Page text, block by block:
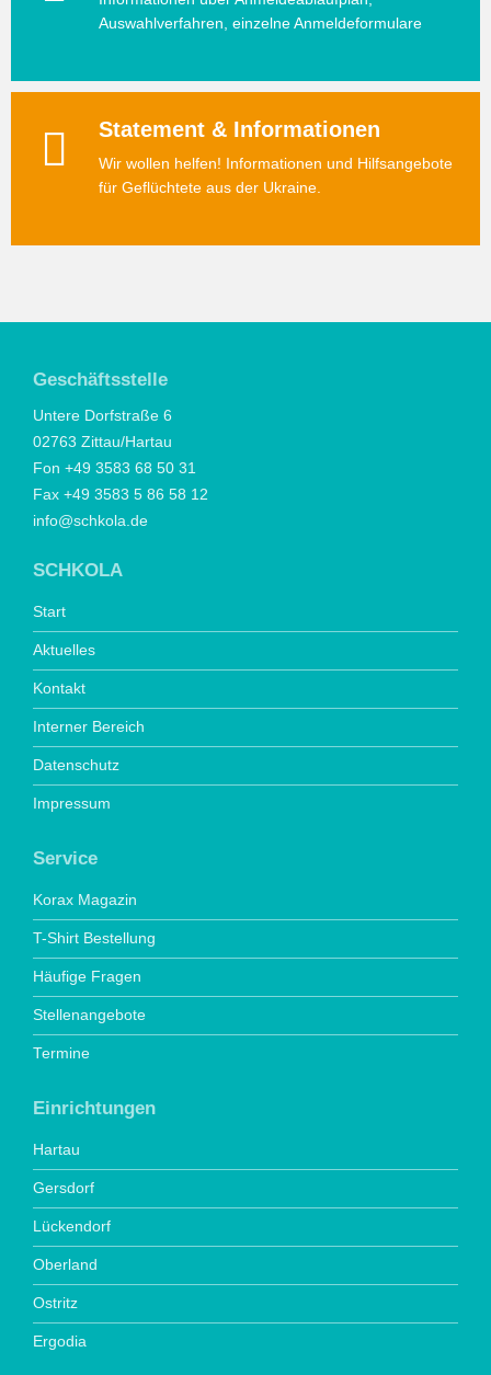
Auswahlverfahren, einzelne Anmeldeformulare
Statement & Informationen
Wir wollen helfen! Informationen und Hilfsangebote
für Geflüchtete aus der Ukraine.
Geschäftsstelle
Untere Dorfstraße 6
02763 Zittau/Hartau
Fon +49 3583 68 50 31
Fax +49 3583 5 86 58 12
info@schkola.de
SCHKOLA
Start
Aktuelles
Kontakt
Interner Bereich
Datenschutz
Impressum
Service
Korax Magazin
T-Shirt Bestellung
Häufige Fragen
Stellenangebote
Termine
Einrichtungen
Hartau
Gersdorf
Lückendorf
Oberland
Ostritz
Ergodia